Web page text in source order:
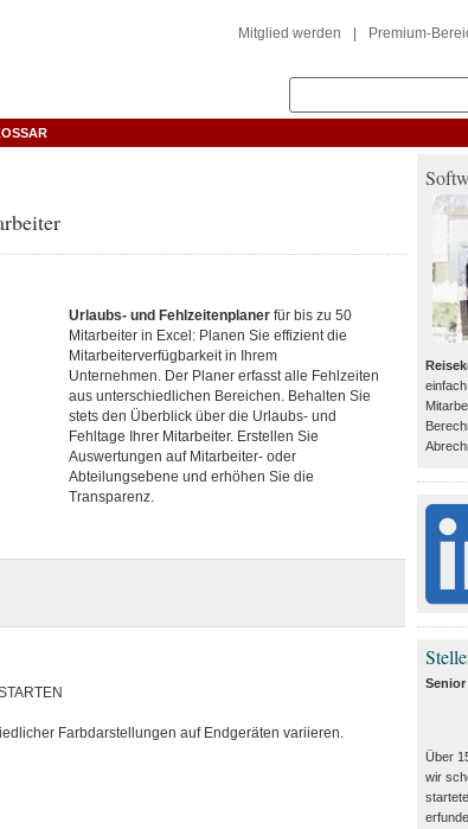
Mitglied werden Premium-
Urlaubs- und Fehlzeitenplaner für bis zu 50
Mitarbeiter in Excel: Planen Sie effizient die
Mitarbeiterverfügbarkeit in Ihrem
Unternehmen. Der Planer erfasst alle Fehlzeiten
aus unterschiedlichen Bereichen. Behalten Sie
stets den Überblick über die Urlaubs- und
Fehltage Ihrer Mitarbeiter. Erstellen Sie
Auswertungen auf Mitarbeiter- oder
Abteilungsebene und erhöhen Sie die
Transparenz.
Farbdarstellungen auf Endgeräten variieren.
Über
wir